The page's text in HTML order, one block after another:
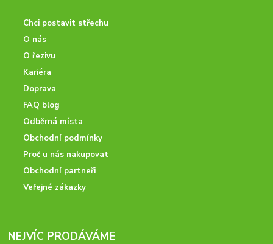
Chci postavit střechu
O nás
O řezivu
Kariéra
Doprava
FAQ blog
Odběrná místa
Obchodní podmínky
Proč u nás nakupovat
Obchodní partneři
Veřejné zákazky
NEJVÍC PRODÁVÁME